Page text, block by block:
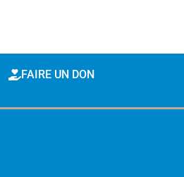
FAIRE UN DON